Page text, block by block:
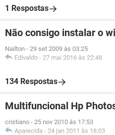
1 Respostas
Não consigo instalar o
Nailton - 29 set 2009 às 03:25
Edivaldo - 27 mai 2016 às 22:48
134 Respostas
Multifuncional Hp
cristiano - 25 nov 2010 às 17:53
Aparecida - 24 jan 2011 às 16:03